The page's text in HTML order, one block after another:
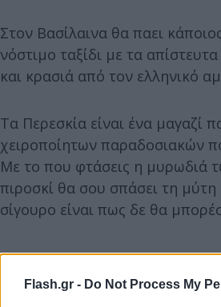
Flash.gr - Do Not Process My
Στον Βασίλαινα θα παει
νόστιμο ταξίδι με τα
και κρασιά από τον ελληνικό
Τα Περεσκία είναι ένα μαγαζί
χειροποίητων παραδοσιακών
Με το που φτάσεις η μυρωδιά
πιροσκί θα σου σπάσει τη μύτη
σίγουρο είναι πως δε θα